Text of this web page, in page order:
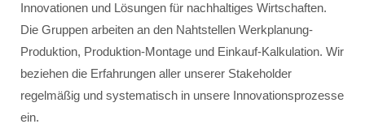
Innovationen und Lösungen für nachhaltiges Wirtschaften.
Die Gruppen arbeiten an den Nahtstellen Werkplanung-
Produktion, Produktion-Montage und Einkauf-Kalkulation. Wir
beziehen die Erfahrungen aller unserer Stakeholder
regelmäßig und systematisch in unsere Innovationsprozesse
ein.